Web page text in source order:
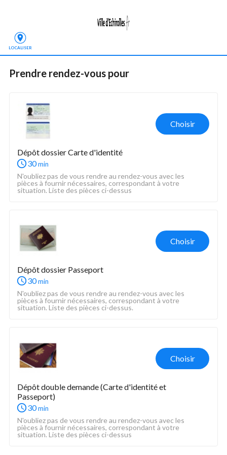
LOCALISER
Prendre rendez-vous pour
Choisir
Dépôt dossier Carte d'identité
30min
N'oubliez pas de vous rendre au rendez-vous avec les
pièces à fournir nécessaires, correspondant à votre
situation. Liste des pièces ci-dessus
Choisir
Dépôt dossier Passeport
30min
N'oubliez pas de vous rendre au rendez-vous avec les
pièces à fournir nécessaires, correspondant à votre
situation. Liste des pièces ci-dessus.
Choisir
Dépôt double demande (Carte d'identité et
Passeport)
30min
N'oubliez pas de vous rendre au rendez-vous avec les
pièces à fournir nécessaires, correspondant à votre
situation. Liste des pièces ci-dessus